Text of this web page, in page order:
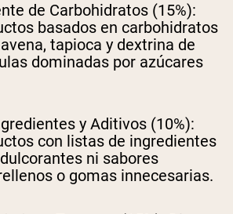
de Carbohidratos (15%):
basados en carbohidratos
tapioca y dextrina de
dominadas por azúcares
y Aditivos (10%):
con listas de ingredientes
ni sabores
o gomas innecesarias.